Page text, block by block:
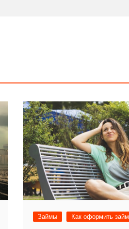
Займы Как оформить займ